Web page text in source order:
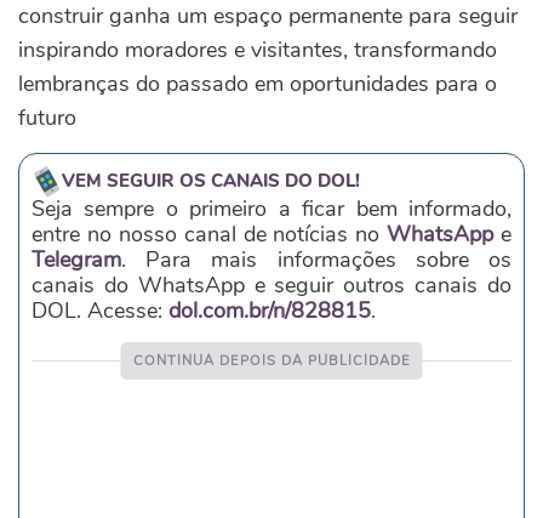
construir ganha um espaço permanente para seguir
inspirando moradores e visitantes, transformando
lembranças do passado em oportunidades para o
futuro
VEM SEGUIR OS CANAIS DO DOL!
Seja sempre o primeiro a ficar bem informado,
entre no nosso canal de notícias noWhatsAppe
Telegram. Para mais informações sobre os
canais do WhatsApp e seguir outros canais do
DOL. Acesse: dol.com.br/n/828815.